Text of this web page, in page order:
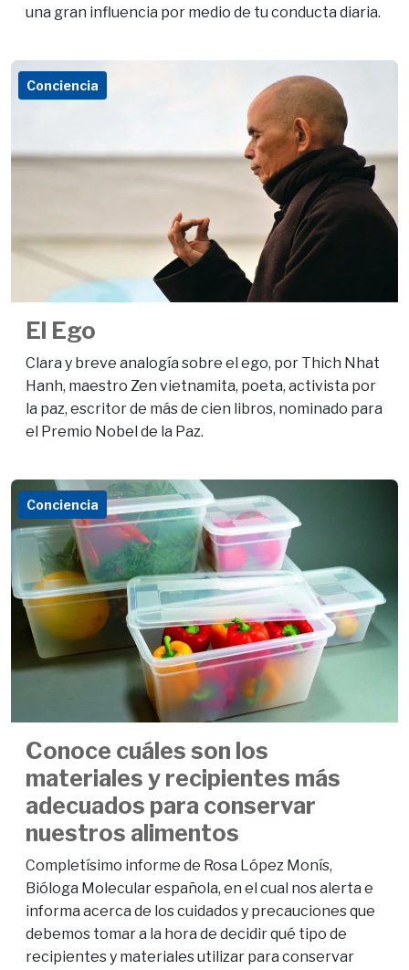
una gran influencia por medio de tu conducta diaria.
Conciencia
El Ego
Clara y breve analogía sobre el ego, por Thich Nhat
Hanh, maestro Zen vietnamita, poeta, activista por
la paz, escritor de más de cien libros, nominado para
el Premio Nobel de la Paz.
Conciencia
Conoce cuáles son los
materiales y recipientes más
adecuados para conservar
nuestros alimentos
Completísimo informe de Rosa López Monís,
Bióloga Molecular española, en el cual nos alerta e
informa acerca de los cuidados y precauciones que
debemos tomar a la hora de decidir qué tipo de
recipientes y materiales utilizar para conservar